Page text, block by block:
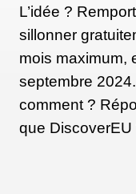
L’idée ?
sillonner
mois maximum,
septembre
comment ?
que